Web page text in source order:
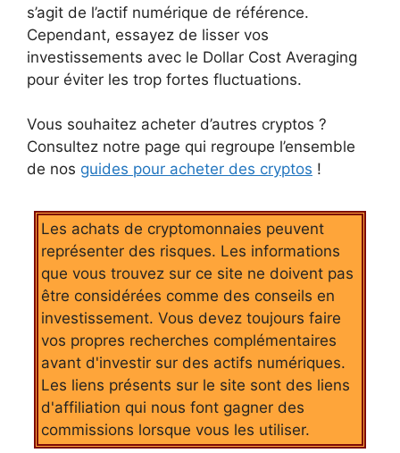
s’agit de l’actif numérique de référence.
Cependant, essayez de lisser vos
investissements avec le Dollar Cost Averaging
pour éviter les trop fortes fluctuations.
Vous souhaitez acheter d’autres cryptos ?
Consultez notre page qui regroupe l’ensemble
de nos guides pour acheter des cryptos !
Les achats de cryptomonnaies peuvent
représenter des risques. Les informations
que vous trouvez sur ce site ne doivent pas
être considérées comme des conseils en
investissement. Vous devez toujours faire
vos propres recherches complémentaires
avant d'investir sur des actifs numériques.
Les liens présents sur le site sont des liens
d'affiliation qui nous font gagner des
commissions lorsque vous les utiliser.